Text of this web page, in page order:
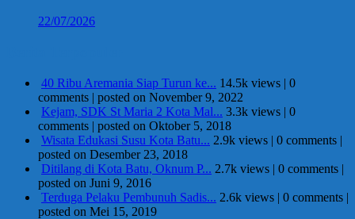
22/07/2026
40 Ribu Aremania Siap Turun ke... 14.5k views | 0
comments | posted on November 9, 2022
Kejam, SDK St Maria 2 Kota Mal... 3.3k views | 0
comments | posted on Oktober 5, 2018
Wisata Edukasi Susu Kota Batu... 2.9k views | 0 comments |
posted on Desember 23, 2018
Ditilang di Kota Batu, Oknum P... 2.7k views | 0 comments |
posted on Juni 9, 2016
Terduga Pelaku Pembunuh Sadis... 2.6k views | 0 comments |
posted on Mei 15, 2019